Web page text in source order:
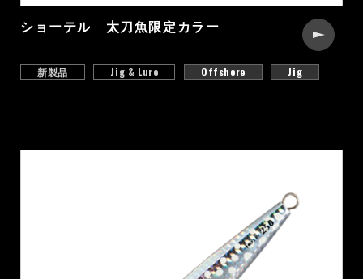
ショーテル 太刀魚限定カラー
新製品 Jig & Lure Offshore Jig